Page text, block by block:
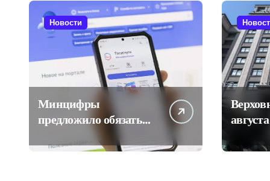
Новости
Минцифры
предложило обязать
M2M SIM-карты через
иск о
с